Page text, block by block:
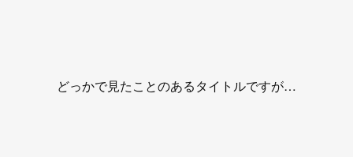
どっかで見たことのあるタイトルですが…